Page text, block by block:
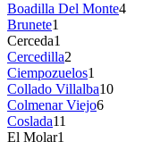
Boadilla Del Monte4
Brunete1
Cerceda1
Cercedilla2
Ciempozuelos1
Collado Villalba10
Colmenar Viejo6
Coslada11
El Molar1